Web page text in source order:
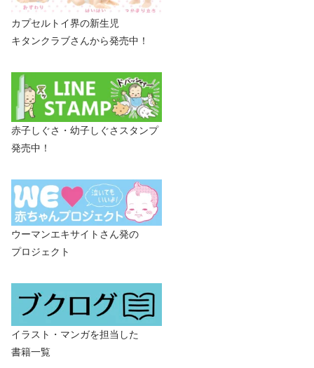
カプセルトイ界の新生児
キタンクラブさんから発売中！
赤子しぐさ・幼子しぐさスタンプ
発売中！
ウーマンエキサイトさん発の
プロジェクト
イラスト・マンガを担当した
書籍一覧